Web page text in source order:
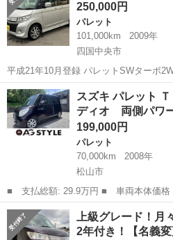
じエンジン、エアコ...250,000円
パレット
101,000km
2009年
四国中央市
平成21年10月登録 パレットSWターボ
101000キロ 両側パワースライドドア、
の為名変後即乗り出し可能です🉑
愛媛 四国中央市 パレット
スズキ パレット
ディオ 両側パワ
199,000円
パレット
70,000km
2008年
松山市
■ 支払総額: 29.9万円 ■ 車両本体価格： 199,000 円 ■ メーカー
名： スズキ ■ 車種名： パレット
ターボ 社外オーディオ 両側パワース
ン スマートキ...
愛媛 松山市 パレット
上級グレード！月
2年付き！【名義